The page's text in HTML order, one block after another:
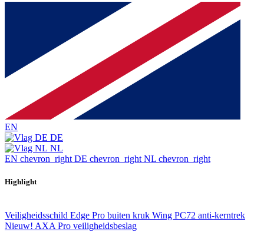
EN
DE
NL
EN chevron_right DE chevron_right NL chevron_right
Highlight
Veiligheidsschild Edge Pro buiten kruk Wing PC72 anti-kerntrek
Nieuw! AXA Pro veiligheidsbeslag